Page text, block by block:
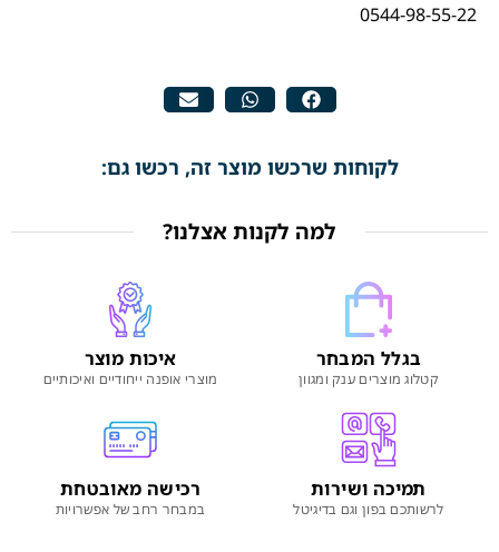
0544-98-55-22
לקוחות שרכשו מוצר זה, רכשו גם:
למה לקנות אצלנו?
בגלל המבחר
קטלוג מוצרים ענק ומגוון
איכות מוצר
מוצרי אופנה ייחודיים ואיכותיים
תמיכה ושירות
לרשותכם בפון וגם בדיגיטל
רכישה מאובטחת
במבחר רחב של אפשרויות